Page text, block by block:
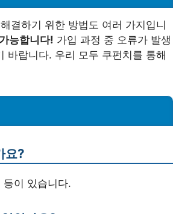
결하기 위한 방법도 여러 가지입니
능합니다! 가입 과정 중 오류가 발생
바랍니다. 우리 모두 쿠펀치를 통해
요?
이 있습니다.